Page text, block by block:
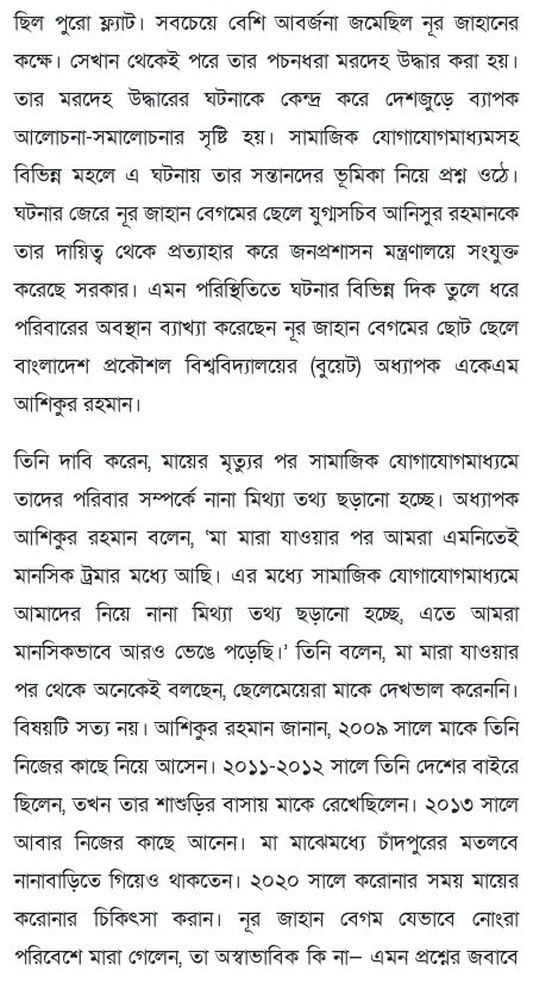
ছিল পুরো ফ্ল্যাট। সবচেয়ে বেশি আবর্জনা জমেছিল নূর জাহানের
কক্ষে। সেখান থেকেই পরে তার পচনধরা মরদেহ উদ্ধার করা হয়।
তার মরদেহ উদ্ধারের ঘটনাকে কেন্দ্র করে দেশজুড়ে ব্যাপক
আলোচনা-সমালোচনার সৃষ্টি হয়। সামাজিক যোগাযোগমাধ্যমসহ
বিভিন্ন মহলে এ ঘটনায় তার সন্তানদের ভূমিকা নিয়ে প্রশ্ন ওঠে।
ঘটনার জেরে নূর জাহান বেগমের ছেলে যুগ্মসচিব আনিসুর রহমানকে
তার দায়িত্ব থেকে প্রত্যাহার করে জনপ্রশাসন মন্ত্রণালয়ে সংযুক্ত
করেছে সরকার। এমন পরিস্থিতিতে ঘটনার বিভিন্ন দিক তুলে ধরে
পরিবারের অবস্থান ব্যাখ্যা করেছেন নূর জাহান বেগমের ছোট ছেলে
বাংলাদেশ প্রকৌশল বিশ্ববিদ্যালয়ের (বুয়েট) অধ্যাপক একেএম
আশিকুর রহমান।
তিনি দাবি করেন, মায়ের মৃত্যুর পর সামাজিক যোগাযোগমাধ্যমে
তাদের পরিবার সম্পর্কে নানা মিথ্যা তথ্য ছড়ানো হচ্ছে। অধ্যাপক
আশিকুর রহমান বলেন, ‘মা মারা যাওয়ার পর আমরা এমনিতেই
মানসিক ট্রমার মধ্যে আছি। এর মধ্যে সামাজিক যোগাযোগমাধ্যমে
আমাদের নিয়ে নানা মিথ্যা তথ্য ছড়ানো হচ্ছে, এতে আমরা
মানসিকভাবে আরও ভেঙে পড়েছি।’ তিনি বলেন, মা মারা যাওয়ার
পর থেকে অনেকেই বলছেন, ছেলেমেয়েরা মাকে দেখভাল করেননি।
বিষয়টি সত্য নয়। আশিকুর রহমান জানান, ২০০৯ সালে মাকে তিনি
নিজের কাছে নিয়ে আসেন। ২০১১-২০১২ সালে তিনি দেশের বাইরে
ছিলেন, তখন তার শাশুড়ির বাসায় মাকে রেখেছিলেন। ২০১৩ সালে
আবার নিজের কাছে আনেন। মা মাঝেমধ্যে চাঁদপুরের মতলবে
নানাবাড়িতে গিয়েও থাকতেন। ২০২০ সালে করোনার সময় মায়ের
করোনার চিকিৎসা করান। নূর জাহান বেগম যেভাবে নোংরা
পরিবেশে মারা গেলেন, তা অস্বাভাবিক কি না— এমন প্রশ্নের জবাবে